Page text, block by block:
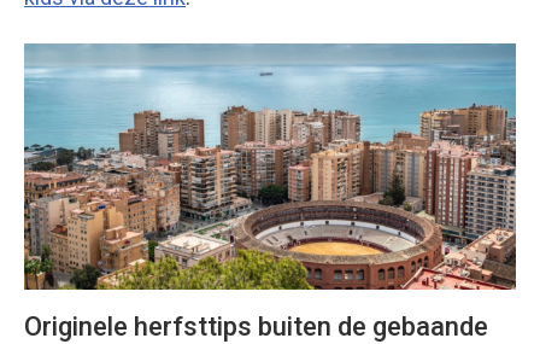
Originele herfsttips buiten de gebaande